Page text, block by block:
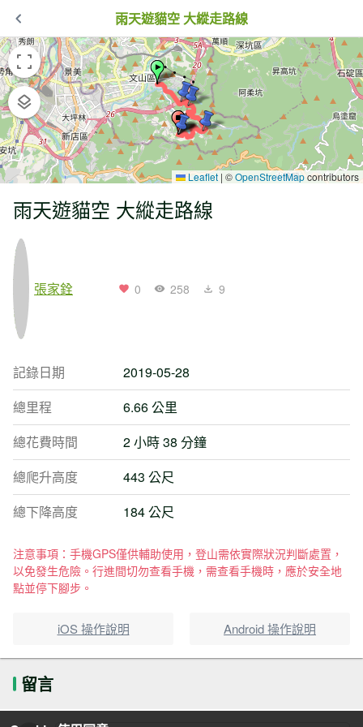
雨天遊貓空 大縱走路線
Leaflet | ©OpenStreetMapcontributors
雨天遊貓空 大縱走路線
張家銓 0 258 9
記錄日期
2019-05-28
總里程
6.66 公里
總花費時間
2 小時 38 分鐘
總爬升高度
443 公尺
總下降高度
184 公尺
注意事項：手機GPS僅供輔助使用，登山需依實際狀況判斷處置，
以免發生危險。行進間切勿查看手機，需查看手機時，應於安全地
點並停下腳步。
iOS 操作說明 Android 操作說明
留言